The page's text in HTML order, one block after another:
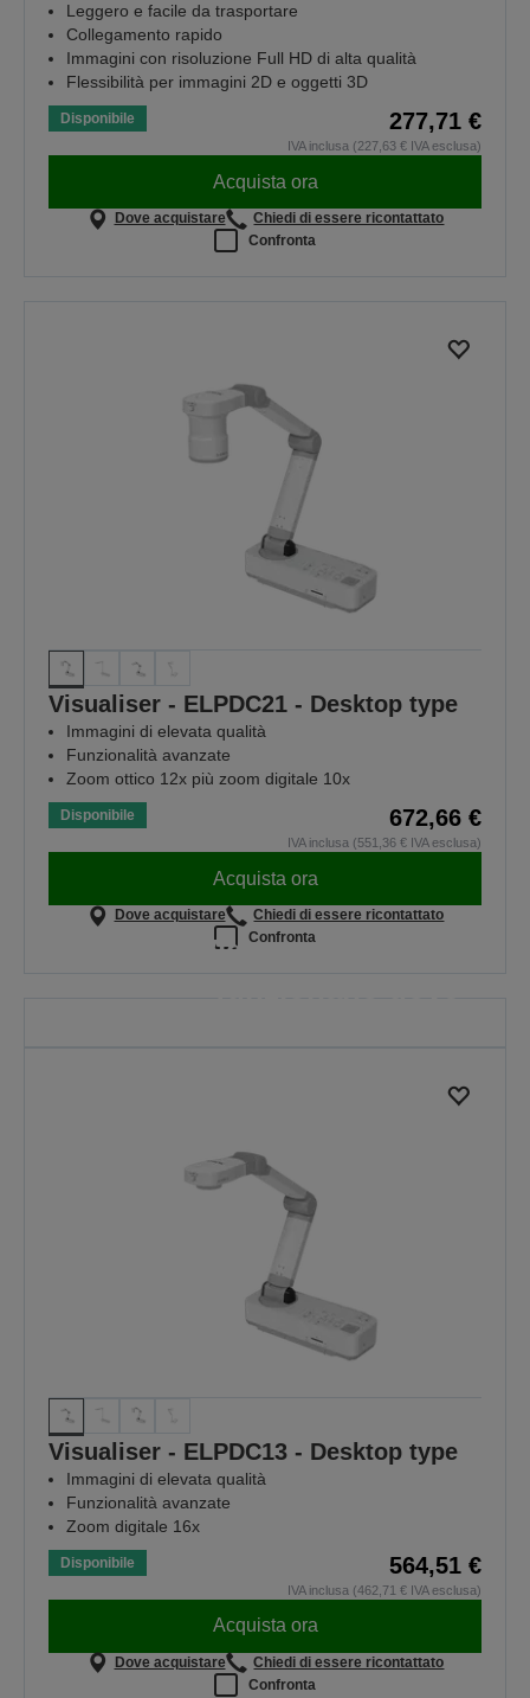
Leggero e facile da trasportare
Collegamento rapido
Immagini con risoluzione Full HD di alta qualità
Flessibilità per immagini 2D e oggetti 3D
Disponibile 277,71 €
IVA inclusa (227,63 € IVA esclusa)
Acquista ora
Dove acquistare
Chiedi di essere ricontattato
Confronta
Visualiser - ELPDC21 - Desktop type
Immagini di elevata qualità
Funzionalità avanzate
Zoom ottico 12x più zoom digitale 10x
Disponibile 672,66 €
IVA inclusa (551,36 € IVA esclusa)
Acquista ora
Dove acquistare
Chiedi di essere ricontattato
Confronta
Videoproiettori che
Visualiser - ELPDC13 - Desktop type
Immagini di elevata qualità
Funzionalità avanzate
Zoom digitale 16x
Disponibile 564,51 €
IVA inclusa (462,71 € IVA esclusa)
Acquista ora
Dove acquistare
Chiedi di essere ricontattato
Confronta